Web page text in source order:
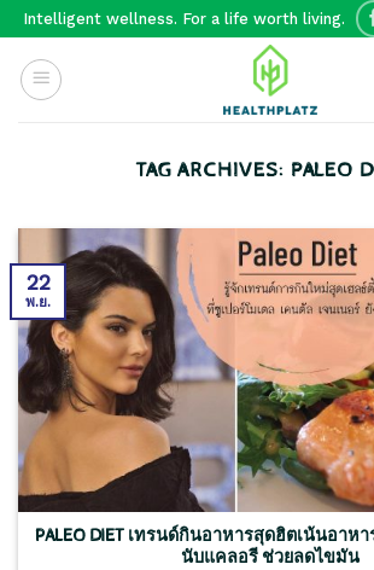
Skip
content
Intelligent wellness. For a life worth living.
TAG ARCHIVES: PALEO
PALEO DIET เทรนด์กินอาหารสุดฮิตเน้นอาห
นับแคลอรี ช่วยลดไขมัน
22
พ.ย.